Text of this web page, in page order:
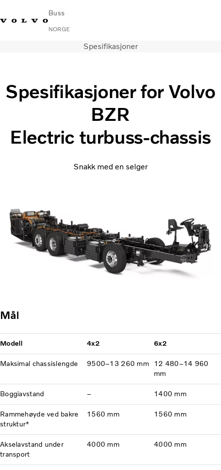
Buss
NORGE
Finn en forhandlerVolvo Connect
I byer og mellom byer
Turbusser
Nyheter
Kontakt
Spesifikasjoner
Spesifikasjoner for Volvo
BZR
Electric turbuss-chassis
Snakk med en selger
Mål
Modell 4x2 6x2
Maksimal chassislengde 9500–13 260 mm
12 480–14 960
mm
Boggiavstand – 1400 mm
Rammehøyde ved bakre
struktur*
1560 mm 1560 mm
Akselavstand under
transport
4000 mm 4000 mm